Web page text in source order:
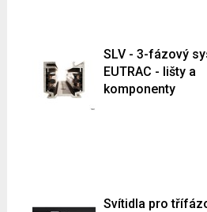
SLV - 3-fázový
EUTRAC - lišty a
komponenty
Svítidla pro